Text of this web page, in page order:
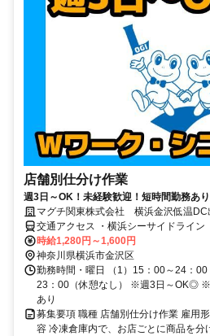
店舗別仕分け作業
週3日～OK！未経験歓迎！短時間勤務あ
利厚生で働きやすさ抜群です
マグチ関東株式会社 横浜金沢低温DC
交通アクセス ・横浜シーサイドライン
バイク、自転車通勤OK
時給1,280円～1,600円
神奈川県横浜市金沢区
勤務時間・曜日 （1）15：00～24：
23：00（休憩なし） ※週3日～OK◎ ※
あり
募集要項 職種 店舗別仕分け作業 雇用
容 冷凍倉庫内で、お店ごとに商品を分